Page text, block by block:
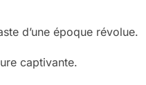
d’une époque révolue.
captivante.